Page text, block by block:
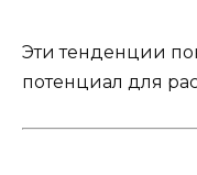
Эти тенденции
потенциал для